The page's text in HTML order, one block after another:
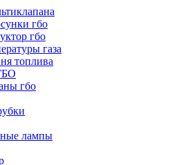
гбо
гбо
газа
топлива
гбо
лампы